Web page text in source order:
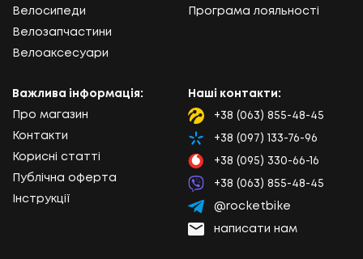
Велосипеди
Велозапчастини
Велоаксесуари
Програма лояльності
Важлива інформація:
Про магазин
Контакти
Корисні статті
Публічна оферта
Інструкції
Наші контакти:
Lifecell
+38 (063) 855-48-45
Kyivstar
+38 (097) 133-76-96
Vodafone
+38 (095) 330-66-16
Viber
+38 (063) 855-48-45
Telegram
@rocketbike
Email
написати нам